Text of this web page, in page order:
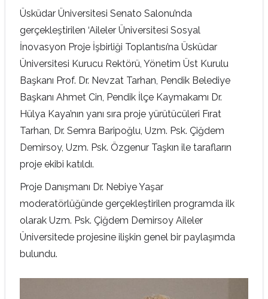
Üsküdar Üniversitesi Senato Salonu’nda
gerçekleştirilen ‘Aileler Üniversitesi Sosyal
İnovasyon Proje İşbirliği Toplantısı’na Üsküdar
Üniversitesi Kurucu Rektörü, Yönetim Üst Kurulu
Başkanı Prof. Dr. Nevzat Tarhan, Pendik Belediye
Başkanı Ahmet Cin, Pendik İlçe Kaymakamı Dr.
Hülya Kaya’nın yanı sıra proje yürütücüleri Fırat
Tarhan, Dr. Semra Baripoğlu, Uzm. Psk. Çiğdem
Demirsoy, Uzm. Psk. Özgenur Taşkın ile tarafların
proje ekibi katıldı.
Proje Danışmanı Dr. Nebiye Yaşar
moderatörlüğünde gerçekleştirilen programda ilk
olarak Uzm. Psk. Çiğdem Demirsoy Aileler
Üniversitede projesine ilişkin genel bir paylaşımda
bulundu.